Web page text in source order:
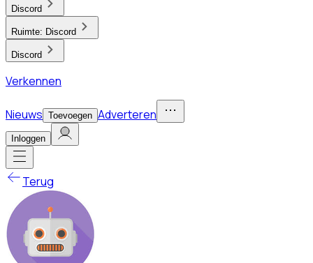
Discord
Ruimte: Discord
Discord
Verkennen
Nieuws Toevoegen Adverteren
Inloggen
Terug